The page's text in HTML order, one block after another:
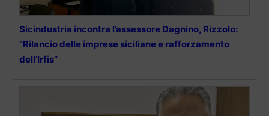
Sicindustria incontra l’assessore Dagnino, Rizzolo:
“Rilancio delle imprese siciliane e rafforzamento
dell’Irfis”